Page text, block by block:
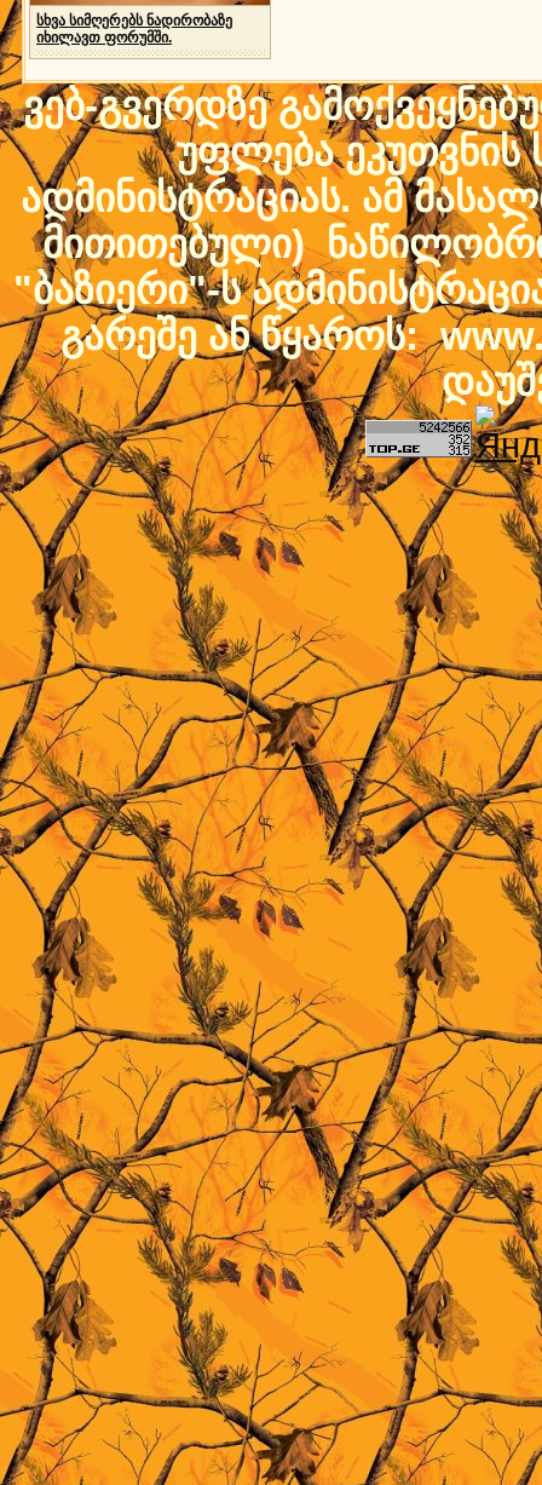
სხვა სიმღერებს ნადირობაზე
იხილავთ ფორუმში.
ვებ-გვერდზე
უფლება ეკუთვნის
ადმინისტრაციას. ამ
მითითებული)
"ბაზიერი"-ს
გარეშე ან წყაროს: